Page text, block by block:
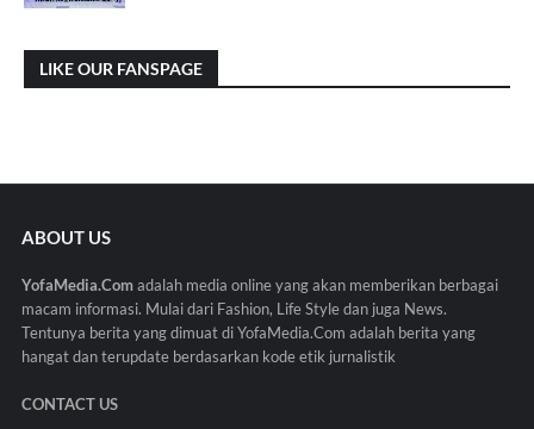
LIKE OUR FANSPAGE
ABOUT US
YofaMedia.Comadalah media online yang akan memberikan berbagai
macam informasi. Mulai dari Fashion, Life Style dan juga News.
Tentunya berita yang dimuat di YofaMedia.Com adalah berita yang
hangat dan terupdate berdasarkan kode etik jurnalistik
CONTACT US